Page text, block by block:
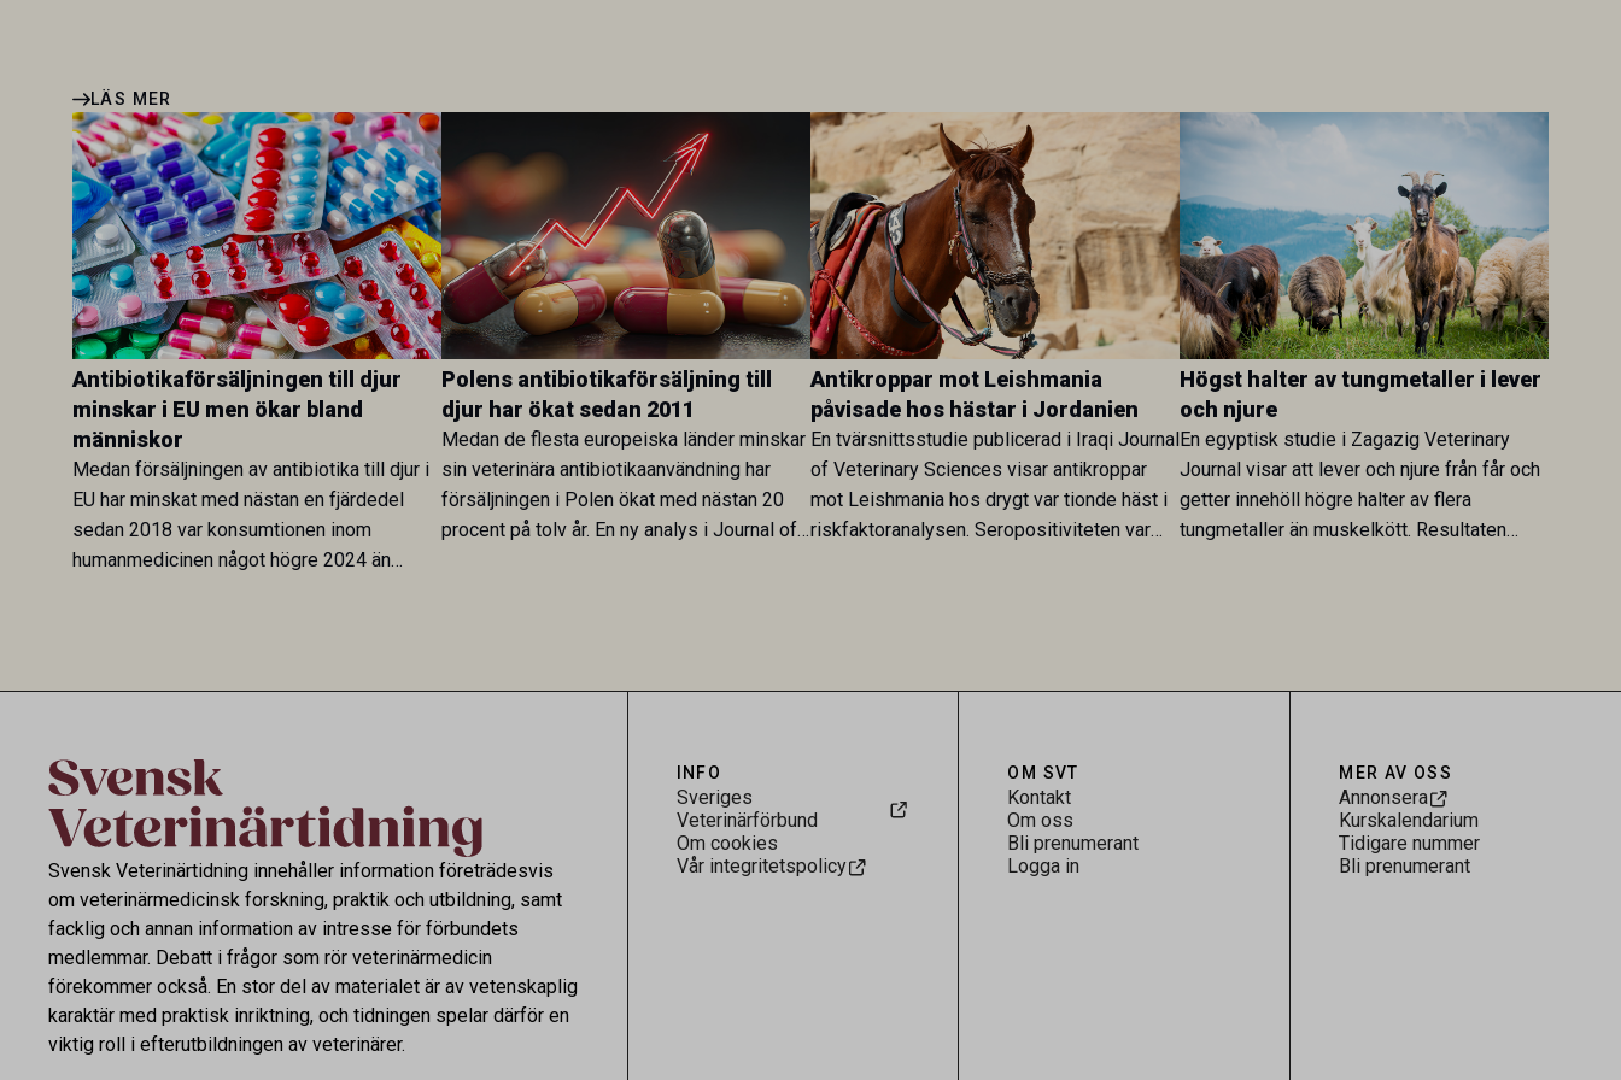
LÄS MER
Antibiotikaförsäljningen till djur
minskar i EU men ökar bland
människor
Medan försäljningen av antibiotika till djur i
EU har minskat med nästan en fjärdedel
sedan 2018 var konsumtionen inom
humanmedicinen något högre 2024 än
Polens antibiotikaförsäljning till
djur har ökat sedan 2011
Medan de flesta europeiska länder minskar
sin veterinära antibiotikaanvändning har
försäljningen i Polen ökat med nästan 20
procent på tolv år. En ny analys i Journal of
Antikroppar mot Leishmania
påvisade hos hästar i Jordanien
En tvärsnittsstudie publicerad i Iraqi Journal
of Veterinary Sciences visar antikroppar
mot Leishmania hos drygt var tionde häst i
riskfaktoranalysen. Seropositiviteten var
Högst halter av tungmetaller i lever
och njure
En egyptisk studie i Zagazig Veterinary
Journal visar att lever och njure från får och
getter innehöll högre halter av flera
tungmetaller än muskelkött. Resultaten
Svensk Veterinärtidning innehåller information företrädesvis
om veterinärmedicinsk forskning, praktik och utbildning, samt
facklig och annan information av intresse för förbundets
medlemmar. Debatt i frågor som rör veterinärmedicin
förekommer också. En stor del av materialet är av vetenskaplig
karaktär med praktisk inriktning, och tidningen spelar därför en
viktig roll i efterutbildningen av veterinärer.
INFO
Sveriges
Veterinärförbund
Om cookies
Vår integritetspolicy
OM SVT
Kontakt
Om oss
Bli prenumerant
Logga in
MER AV OSS
Annonsera
Kurskalendarium
Tidigare nummer
Bli prenumerant